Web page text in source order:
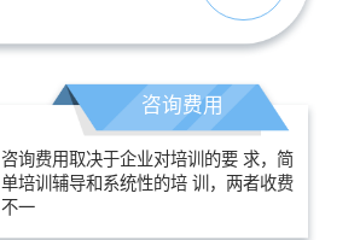
咨询费用
咨询费用取决于企业对培训的要 求，简
单培训辅导和系统性的培 训，两者收费
不一